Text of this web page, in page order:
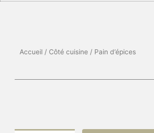
Accueil / Côté cuisine / Pain d’épices